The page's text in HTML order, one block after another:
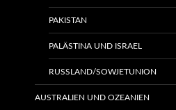
PAKISTAN
PALÄSTINA UND ISRAEL
RUSSLAND/SOWJETUNION
AUSTRALIEN UND OZEANIEN